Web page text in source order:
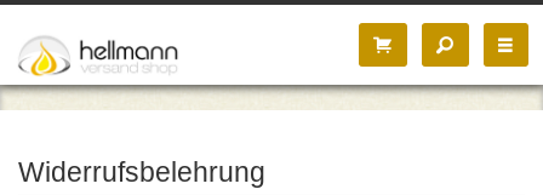
Widerrufsbelehrung